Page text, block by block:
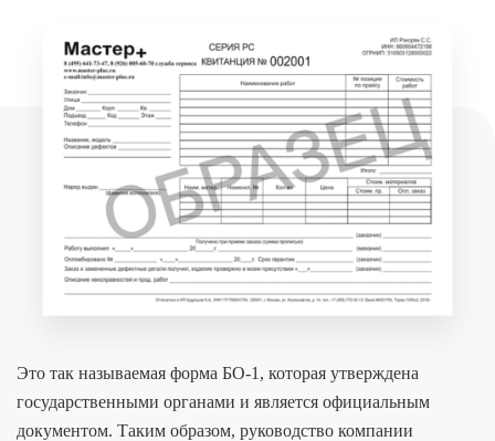
Это так называемая форма БО-1, которая утверждена
государственными органами и является официальным
документом. Таким образом, руководство компании